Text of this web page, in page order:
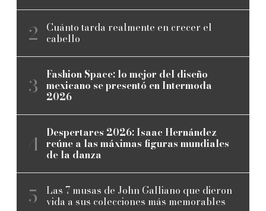
Cuánto tarda realmente en crecer el
cabello
Fashion Space: lo mejor del diseño
mexicano se presentó en Intermoda
2026
Despertares 2026: Isaac Hernández
reúne a las máximas figuras mundiales
de la danza
Las 7 musas de John Galliano que dieron
vida a sus colecciones más memorables